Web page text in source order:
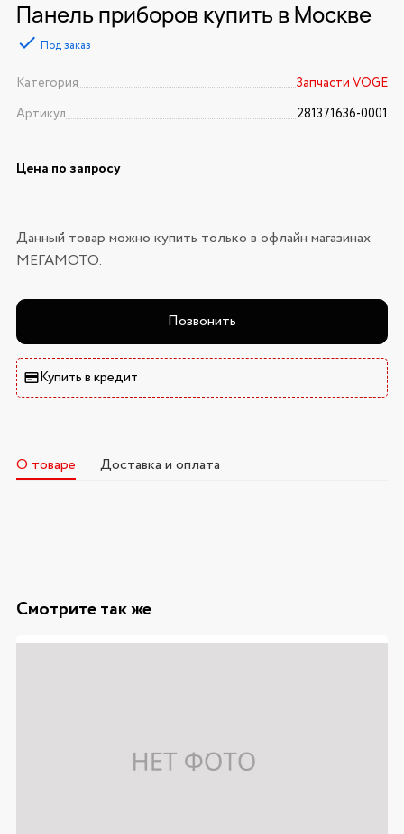
Панель приборов купить в Москве
Под заказ
Категория
Запчасти VOGE
Артикул
281371636-0001
Цена по запросу
Данный товар можно купить только в офлайн магазинах
МЕГАМОТО.
Позвонить
Купить в кредит
О товаре Доставка и оплата
Смотрите так же